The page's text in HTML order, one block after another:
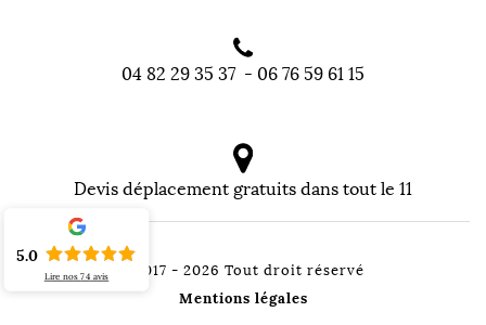
04 82 29 35 37 - 06 76 59 61 15
Devis déplacement gratuits dans tout le 11
©2017 - 2026 Tout droit réservé
Mentions légales
5.0
Lire nos74 avis